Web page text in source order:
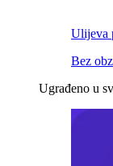
Ulijeva
Bez
Ugrađeno u